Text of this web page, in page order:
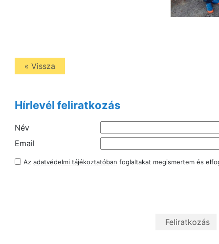
« Vissza
Hírlevél feliratkozás
Név
Email
Az adatvédelmi tájékoztatóban foglaltakat megismertem és